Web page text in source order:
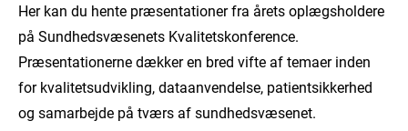
Her kan du hente præsentationer fra årets oplægsholdere
på Sundhedsvæsenets Kvalitetskonference.
Præsentationerne dækker en bred vifte af temaer inden
for kvalitetsudvikling, dataanvendelse, patientsikkerhed
og samarbejde på tværs af sundhedsvæsenet.